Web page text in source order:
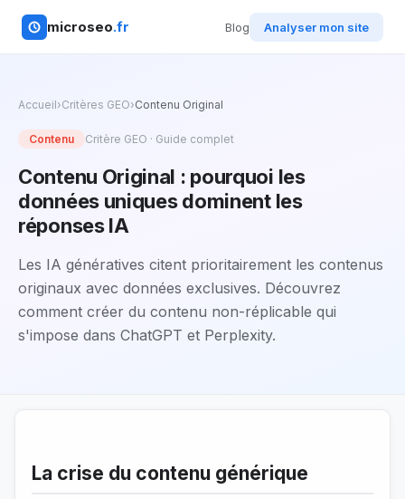
microseo.fr Blog Analyser mon site
Accueil›Critères GEO›Contenu Original
Contenu Critère GEO · Guide complet
Contenu Original : pourquoi les
données uniques dominent les
réponses IA
Les IA génératives citent prioritairement les contenus
originaux avec données exclusives. Découvrez
comment créer du contenu non-réplicable qui
s'impose dans ChatGPT et Perplexity.
La crise du contenu générique